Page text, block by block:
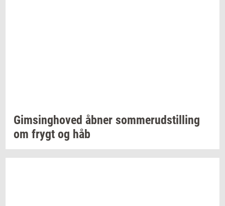
Gims­ing­ho­ved åbner som­mer­ud­stil­ling
om frygt og håb